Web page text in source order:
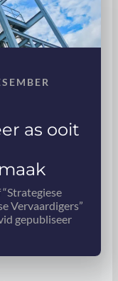
as ooit
Vervaardigers”
gepubliseer